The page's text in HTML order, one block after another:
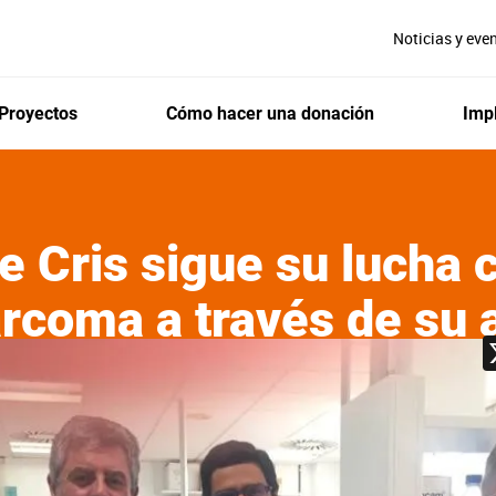
Noticias y
Proyectos Cómo hacer una donación
Cris sigue su lucha
a través de su